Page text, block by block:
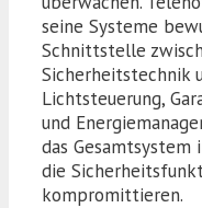
seine Systeme
Schnittstelle
Sicherheitstechnik
Lichtsteuerung,
und
das Gesamtsystem
die
kompromittieren.